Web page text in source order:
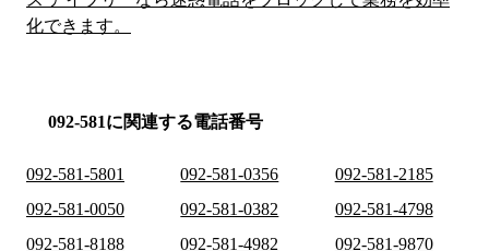
化できます。
092-581に関連する電話番号
092-581-5801 092-581-0356
092-581-2185
092-581-0050
092-581-0382
092-581-4798
092-581-8188
092-581-4982
092-581-9870